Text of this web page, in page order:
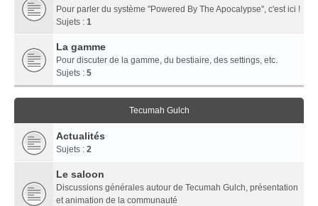
Pour parler du système "Powered By The Apocalypse", c'est ici !
Sujets : 1
La gamme
Pour discuter de la gamme, du bestiaire, des settings, etc.
Sujets : 5
Tecumah Gulch
Actualités
Sujets : 2
Le saloon
Discussions générales autour de Tecumah Gulch, présentation
et animation de la communauté